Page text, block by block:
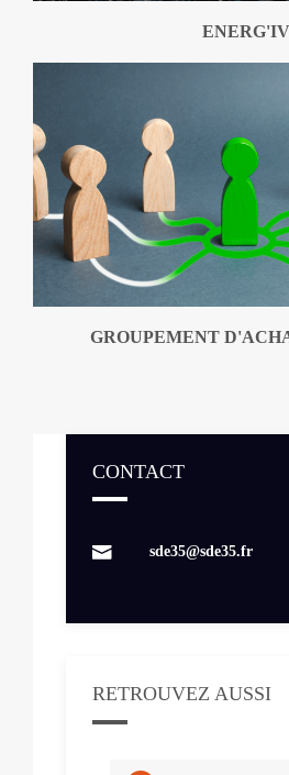
ENERG'IV
GROUPEMENT
CONTACT
sde35@sde35.fr
RETROUVEZ AUSSI